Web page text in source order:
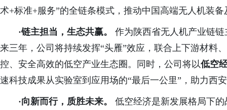
术+标准+服务”的全链条模式，推动中国高端无人机装
·链主担当，生态共赢。
作为陕西省无人机产业链
来三年，公司将持续发挥“头雁”效应，联合上下游材料
控、安全高效的低空产业生态圈。同时，公司将以低空
速科技成果从实验室到应用场的“最后一公里”，助力西
·向新而行，质胜未来。
低空经济是新发展格局下